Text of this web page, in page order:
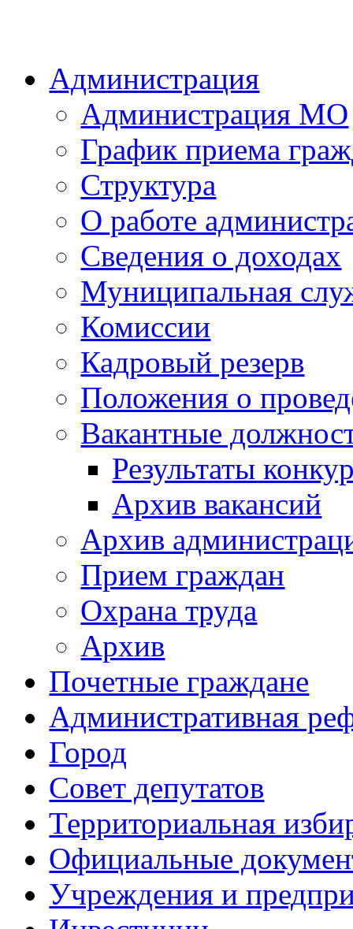
Администрация
Администрация МО
График приема
Структура
О работе
Сведения о доходах
Муниципальная
Комиссии
Кадровый резерв
Положения о
Вакантные
Результаты
Архив вакансий
Архив
Прием граждан
Охрана труда
Архив
Почетные граждане
Административная
Город
Совет депутатов
Территориальная
Официальные
Учреждения и